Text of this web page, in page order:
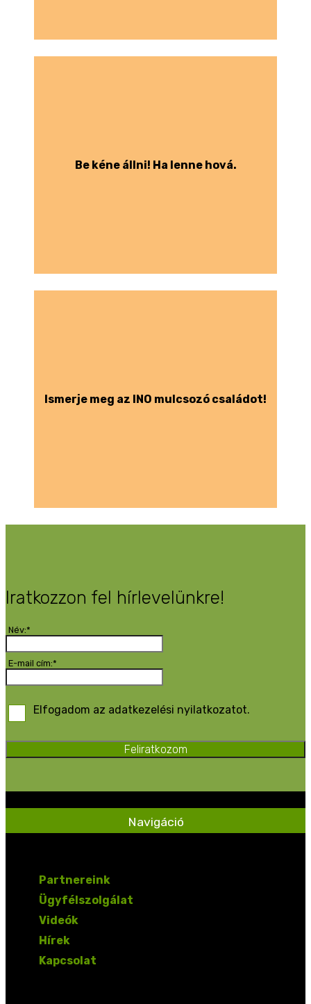
Be kéne állni! Ha lenne hová.
Ismerje meg az INO mulcsozó családot!
Iratkozzon fel hírlevelünkre!
Név:*
E-mail cím:*
Elfogadom az adatkezelési nyilatkozatot.
Feliratkozom
Navigáció
Partnereink
Ügyfélszolgálat
Videók
Hírek
Kapcsolat